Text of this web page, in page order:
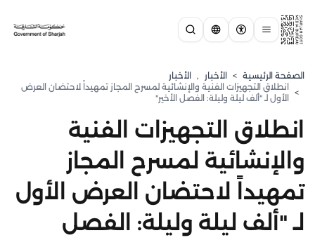
الصفحة الرئيسية > الأخبار , الأخبار
>
انطلاق التجهيزات الفنية والإنشائية لمسرح المجاز تمهيداً لاحتضان العرض
الأول لـ "ألف ليلة وليلة: الفصل الأخير"
انطلاق التجهيزات الفنية
والإنشائية لمسرح المجاز
تمهيداً لاحتضان العرض الأول
لـ "ألف ليلة وليلة: الفصل